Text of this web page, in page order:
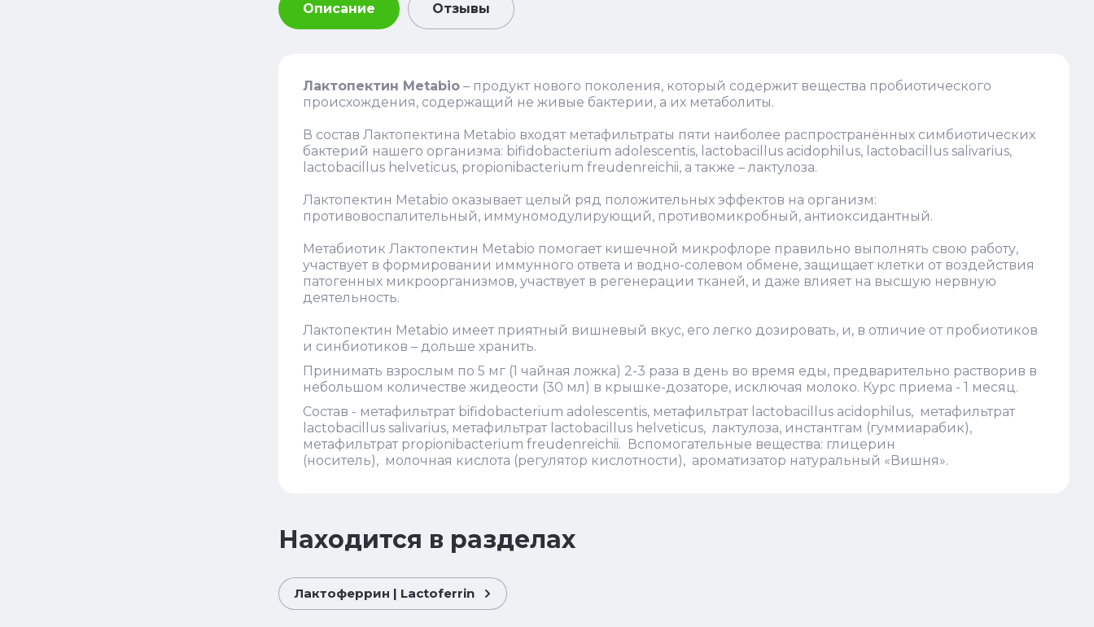
Описание Отзывы
Лактопектин Metabio – продукт нового поколения, который содержит вещества пробиотического
происхождения, содержащий не живые бактерии, а их метаболиты.
В состав Лактопектина Metabio входят метафильтраты пяти наиболее распространённых симбиотических
бактерий нашего организма: bifidobacterium adolescentis, lactobacillus acidophilus, lactobacillus salivarius,
lactobacillus helveticus, propionibacterium freudenreichii, а также – лактулоза.
Лактопектин Metabio оказывает целый ряд положительных эффектов на организм:
противовоспалительный, иммуномодулирующий, противомикробный, антиоксидантный.
Метабиотик Лактопектин Metabio помогает кишечной микрофлоре правильно выполнять свою работу,
участвует в формировании иммунного ответа и водно-солевом обмене, защищает клетки от воздействия
патогенных микроорганизмов, участвует в регенерации тканей, и даже влияет на высшую нервную
деятельность.
Лактопектин Metabio имеет приятный вишневый вкус, его легко дозировать, и, в отличие от пробиотиков
и синбиотиков – дольше хранить.
Принимать взрослым по 5 мг (1 чайная ложка) 2-3 раза в день во время еды, предварительно растворив в
небольшом количестве жидеости (30 мл) в крышке-дозаторе, исключая молоко. Курс приема - 1 месяц.
Состав - метафильтрат bifidobacterium adolescentis, метафильтрат lactobacillus acidophilus, метафильтрат
lactobacillus salivarius, метафильтрат lactobacillus helveticus, лактулоза, инстантгам (гуммиарабик),
метафильтрат propionibacterium freudenreichii. Вспомогательные вещества: глицерин
(носитель), молочная кислота (регулятор кислотности), ароматизатор натуральный «Вишня».
Находится в разделах
Лактоферрин | Lactoferrin